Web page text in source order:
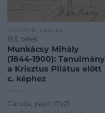
FESTMÉNY, GRAFIKA
153. tétel:
Munkácsy Mihály
(1844-1900): Tanulmány
a Krisztus Pilátus előtt
c. képhez
Ceruza, papír;17x21